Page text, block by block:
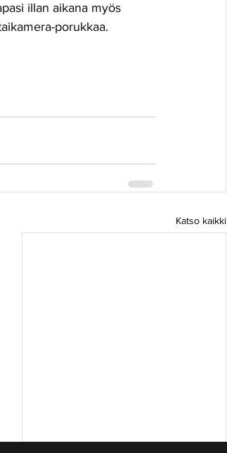
illan aikana myös
porukkaa.
Katso kaikki